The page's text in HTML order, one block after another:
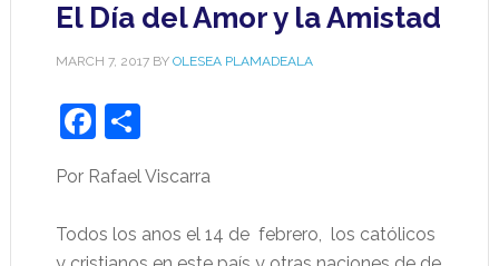
El Día del Amor y la Amistad
MARCH 7, 2017BY OLESEA PLAMADEALA
Facebook
Share
Por Rafael Viscarra
Todos los anos el 14 de febrero, los católicos